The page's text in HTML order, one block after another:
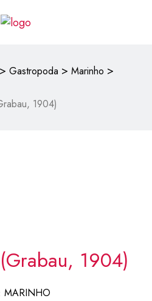
> Gastropoda > Marinho >
1904)
1904)
MARINHO